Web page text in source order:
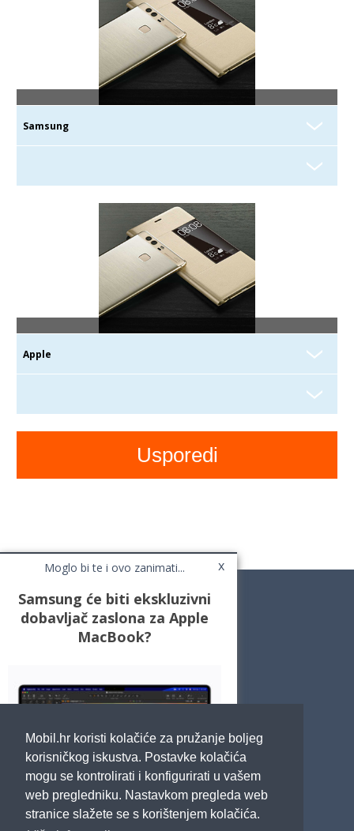
Mobil.hr koristi kolačiće za pružanje boljeg
korisničkog iskustva. Postavke kolačića
mogu se kontrolirati i konfigurirati u vašem
web pregledniku. Nastavkom pregleda web
stranice slažete se s korištenjem kolačića.
Moglo bi te i ovo zanimati... x
Samsung će biti ekskluzivni
dobavljač zaslona za Apple
MacBook?
Cafe Mobil
Usporedi mobitele
Impressum
Marketing
Pravne odredbe
Izjava o privatnosti
POTRAŽITE NAS